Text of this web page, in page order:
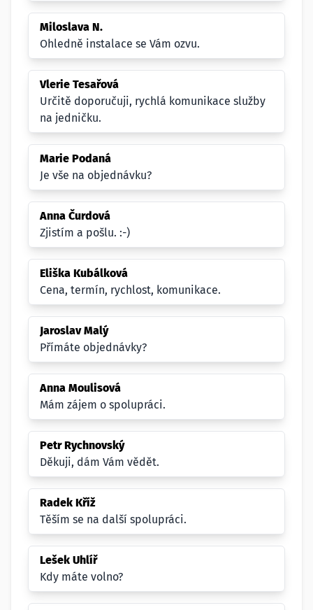
Miloslava N.
Ohledně instalace se Vám ozvu.
Vlerie Tesařová
Určitě doporučuji, rychlá komunikace služby
na jedničku.
Marie Podaná
Je vše na objednávku?
Anna Čurdová
Zjistím a pošlu. :-)
Eliška Kubálková
Cena, termín, rychlost, komunikace.
Jaroslav Malý
Přímáte objednávky?
Anna Moulisová
Mám zájem o spolupráci.
Petr Rychnovský
Děkuji, dám Vám vědět.
Radek Kříž
Těším se na další spolupráci.
Lešek Uhlíř
Kdy máte volno?